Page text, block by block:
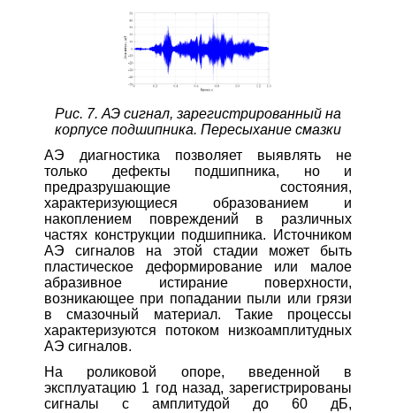
Рис. 7. АЭ сигнал, зарегистрированный на
корпусе подшипника. Пересыхание смазки
АЭ диагностика позволяет выявлять не
только дефекты подшипника, но и
предразрушающие состояния,
характеризующиеся образованием и
накоплением повреждений в различных
частях конструкции подшипника. Источником
АЭ сигналов на этой стадии может быть
пластическое деформирование или малое
абразивное истирание поверхности,
возникающее при попадании пыли или грязи
в смазочный материал. Такие процессы
характеризуются потоком низкоамплитудных
АЭ сигналов.
На роликовой опоре, введенной в
эксплуатацию 1 год назад, зарегистрированы
сигналы с амплитудой до 60 дБ,